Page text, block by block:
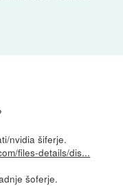
nvidia šiferje.
files-details/dis...
šoferje.